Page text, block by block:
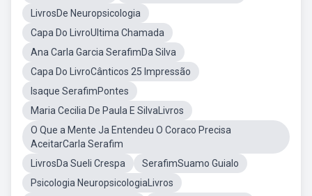
LivrosDe Neuropsicologia
Capa Do LivroUltima Chamada
Ana Carla Garcia SerafimDa Silva
Capa Do LivroCânticos 25 Impressão
Isaque SerafimPontes
Maria Cecilia De Paula E SilvaLivros
O Que a Mente Ja Entendeu O Coraco Precisa
AceitarCarla Serafim
LivrosDa Sueli Crespa
SerafimSuamo Guialo
Psicologia NeuropsicologiaLivros